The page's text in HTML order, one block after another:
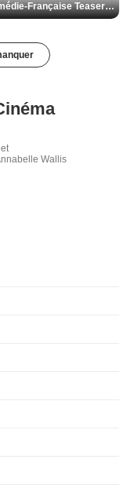
De la Comédie-Française Teaser VF
Wallis